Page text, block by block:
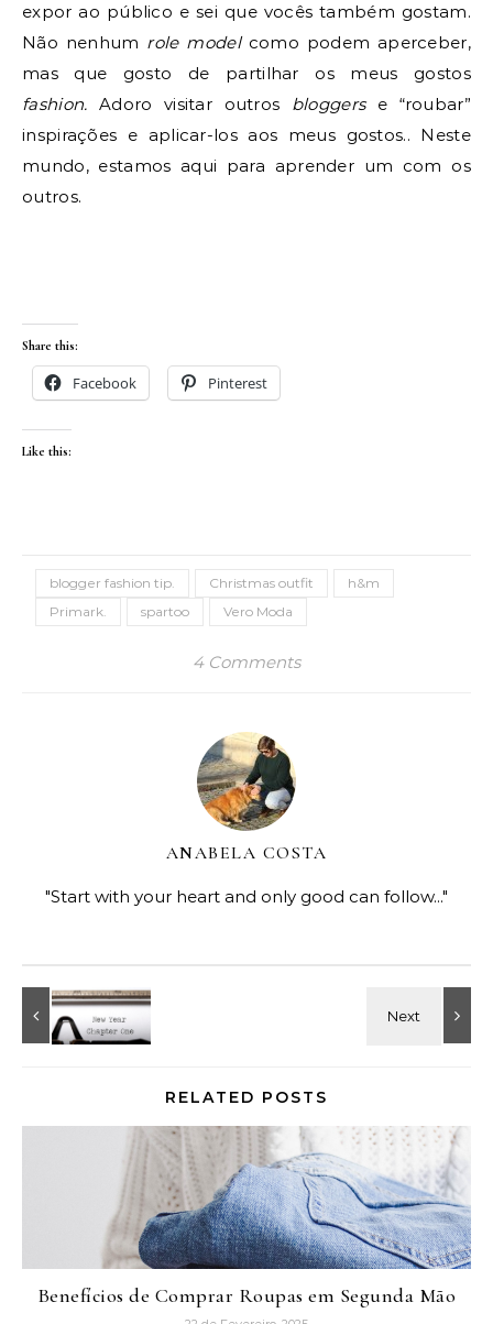
expor ao público e sei que vocês também gostam.
Não nenhum role modelcomo podem aperceber,
mas que gosto de partilhar os meus gostos
fashion. Adoro visitar outros bloggerse “roubar”
inspirações e aplicar-los aos meus gostos.. Neste
mundo, estamos aqui para aprender um com os
outros.
Share this:
Facebook Pinterest
Like this:
blogger fashion tip. Christmas outfit
h&m
Primark.
spartoo Vero Moda
4 Comments
ANABELA COSTA
"Start with your heart and only good can follow..."
RELATED POSTS
Benefícios de Comprar Roupas em Segunda Mão